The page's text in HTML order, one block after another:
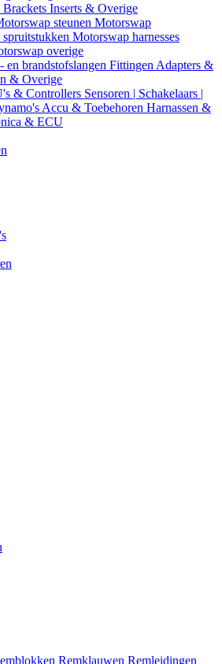
Brackets Inserts & Overige
steunen Motorswap
Motorswap harnesses
overige
en brandstofslangen Fittingen Adapters &
& Overige
& Controllers Sensoren | Schakelaars |
Accu & Toebehoren Harnassen &
& ECU
Remklauwen Remleidingen